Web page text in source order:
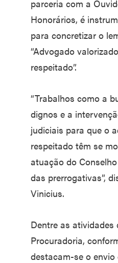
parceria com a
Honorários, é
para concretizar o
“Advogado
respeitado”.
“Trabalhos como a
dignos e a
judiciais para que o
respeitado têm se
atuação do
das prerrogativas”,
Vinicius.
Dentre as atividades
Procuradoria,
destacam-se o envio